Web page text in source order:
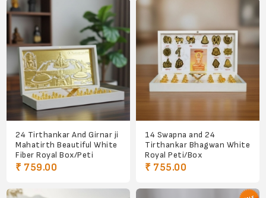
24 Tirthankar And Girnar ji
Mahatirth Beautiful White
Fiber Royal Box/Peti
₹ 759.00
14 Swapna and 24
Tirthankar Bhagwan White
Royal Peti/Box
₹ 755.00